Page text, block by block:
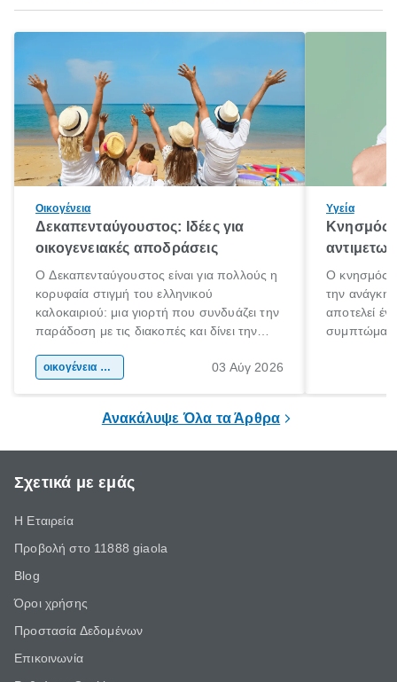
Οικογένεια
Δεκαπενταύγουστος: Ιδέες για
οικογενειακές αποδράσεις
Ο Δεκαπενταύγουστος είναι για πολλούς η
κορυφαία στιγμή του ελληνικού
καλοκαιριού: μια γιορτή που συνδυάζει την
παράδοση με τις διακοπές και δίνει την
χώρας. Είτε πρόκειται για λίγες μέρες
οικογένεια & παιδί 03 Αύγ 2026
Υγεία
Κνησμός:
Ο κνησμός
την ανάγκη
αποτελεί
Ανακάλυψε Όλα τα Άρθρα
Σχετικά με εμάς
Η Εταιρεία
Προβολή στο 11888 giaola
Blog
Όροι χρήσης
Προστασία Δεδομένων
Επικοινωνία